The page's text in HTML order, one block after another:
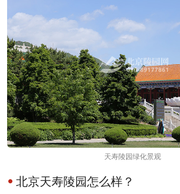
天寿陵园绿化景观
北京天寿陵园怎么样？